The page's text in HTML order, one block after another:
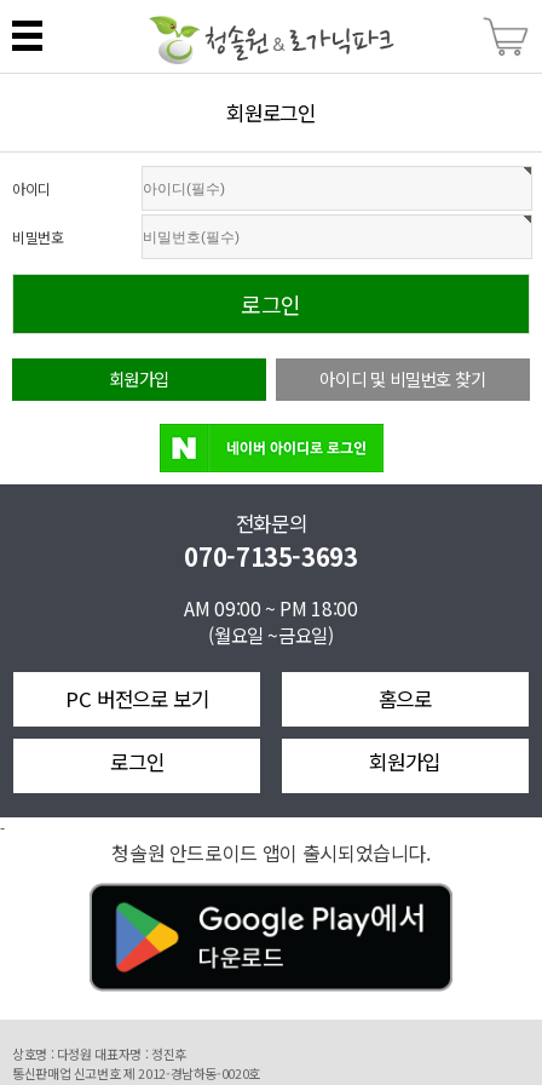
회원로그인
아이디
비밀번호
회원가입 아이디 및 비밀번호 찾기
전화문의
070-7135-3693
AM 09:00 ~ PM 18:00
(월요일 ~금요일)
PC 버전으로 보기 홈으로
로그인 회원가입
-
청솔원 안드로이드 앱이 출시되었습니다.
상호명 : 다정원 대표자명 : 정진후
통신판매업 신고번호 제 2012-경남하동-0020호